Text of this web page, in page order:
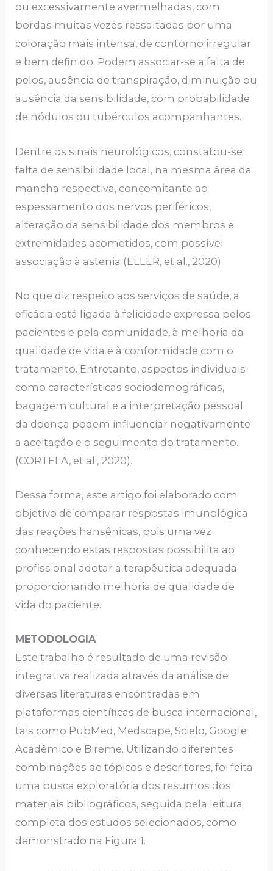
ou excessivamente avermelhadas, com
bordas muitas vezes ressaltadas por uma
coloração mais intensa, de contorno irregular
e bem definido. Podem associar-se a falta de
pelos, ausência de transpiração, diminuição ou
ausência da sensibilidade, com probabilidade
de nódulos ou tubérculos acompanhantes.
Dentre os sinais neurológicos, constatou-se
falta de sensibilidade local, na mesma área da
mancha respectiva, concomitante ao
espessamento dos nervos periféricos,
alteração da sensibilidade dos membros e
extremidades acometidos, com possível
associação à astenia (ELLER, et al., 2020).
No que diz respeito aos serviços de saúde, a
eficácia está ligada à felicidade expressa pelos
pacientes e pela comunidade, à melhoria da
qualidade de vida e à conformidade com o
tratamento. Entretanto, aspectos individuais
como características sociodemográficas,
bagagem cultural e a interpretação pessoal
da doença podem influenciar negativamente
a aceitação e o seguimento do tratamento.
(CORTELA, et al., 2020).
Dessa forma, este artigo foi elaborado com
objetivo de comparar respostas imunológica
das reações hansênicas, pois uma vez
conhecendo estas respostas possibilita ao
profissional adotar a terapêutica adequada
proporcionando melhoria de qualidade de
vida do paciente.
METODOLOGIA
Este trabalho é resultado de uma revisão
integrativa realizada através da análise de
diversas literaturas encontradas em
plataformas científicas de busca internacional,
tais como PubMed, Medscape, Scielo, Google
Acadêmico e Bireme. Utilizando diferentes
combinações de tópicos e descritores, foi feita
uma busca exploratória dos resumos dos
materiais bibliográficos, seguida pela leitura
completa dos estudos selecionados, como
demonstrado na Figura 1.